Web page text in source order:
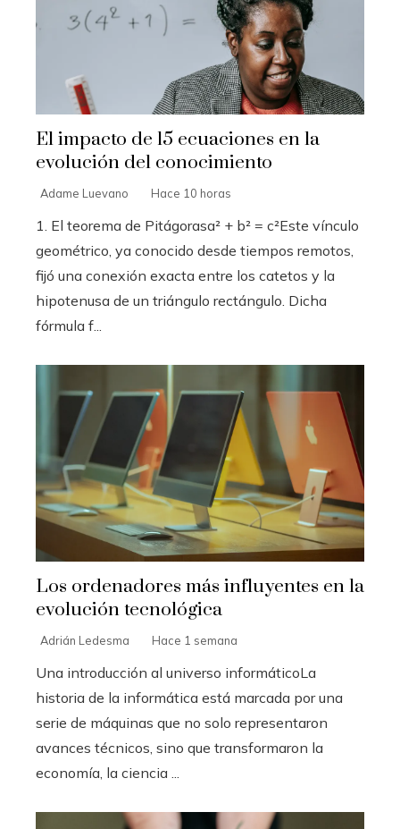
El impacto de 15 ecuaciones en la
evolución del conocimiento
Adame Luevano Hace 10 horas
1. El teorema de Pitágorasa² + b² = c²Este vínculo
geométrico, ya conocido desde tiempos remotos,
fijó una conexión exacta entre los catetos y la
hipotenusa de un triángulo rectángulo. Dicha
fórmula f...
Los ordenadores más influyentes en la
evolución tecnológica
Adrián Ledesma Hace 1 semana
Una introducción al universo informáticoLa
historia de la informática está marcada por una
serie de máquinas que no solo representaron
avances técnicos, sino que transformaron la
economía, la ciencia ...